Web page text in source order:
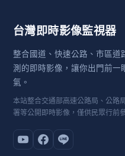
台灣即時影像監視器
整合國道、快速公路、市區道
測的即時影像，讓你出門前一
氣。
本站整合交通部高速公路局、公路
署等公開即時影像，僅供民眾行前